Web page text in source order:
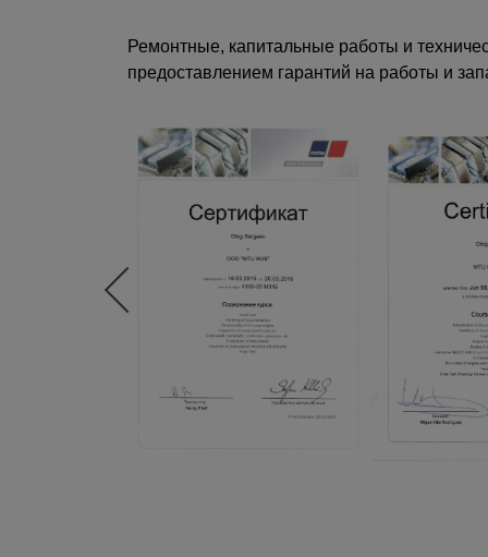
Ремонтные, капитальные работы и
предоставлением гарантий на работы и